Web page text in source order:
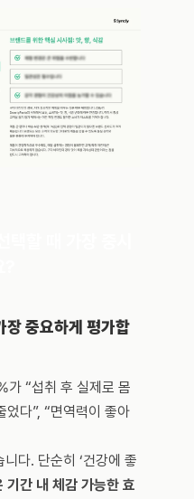
장 중요하게 평가합
가 “섭취 후 실제로 몸
었다”, “면역력이 좋아
다. 단순히 ‘건강에 좋
기간 내 체감 가능한 효